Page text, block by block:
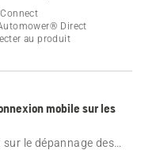
avec votre robot
Direct
au produit
mobile sur les
le dépannage des